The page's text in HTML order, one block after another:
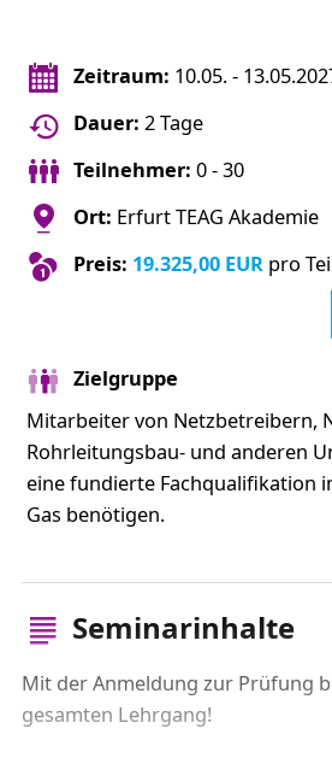
Zeitraum: 10.05. -
Dauer: 2 Tage
Teilnehmer: 0 - 30
Ort: Erfurt TEAG Akademie
Preis: 19.325,00 EURpro
Zielgruppe
Mitarbeiter von Netzbetreibern,
Rohrleitungsbau- und anderen
eine fundierte Fachqualifikation
Gas benötigen.
Seminarinhalte
Mit der Anmeldung zur Prüfung
gesamten Lehrgang!